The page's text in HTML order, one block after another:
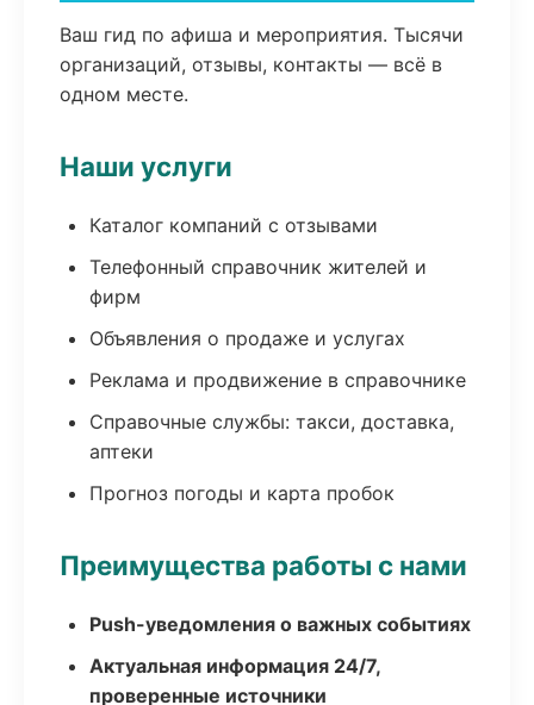
Ваш гид по афиша и мероприятия. Тысячи
организаций, отзывы, контакты — всё в
одном месте.
Наши услуги
Каталог компаний с отзывами
Телефонный справочник жителей и
фирм
Объявления о продаже и услугах
Реклама и продвижение в справочнике
Справочные службы: такси, доставка,
аптеки
Прогноз погоды и карта пробок
Преимущества работы с нами
Push-уведомления о важных событиях
Актуальная информация 24/7,
проверенные источники